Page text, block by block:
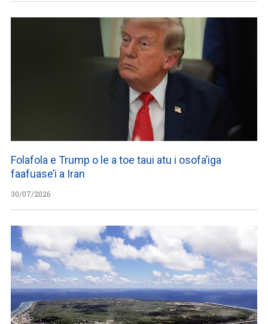
Folafola e Trump o le a toe taui atu i osofa’iga
faafuase’i a Iran
30/07/2026